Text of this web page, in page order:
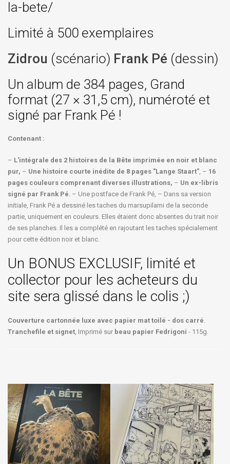
la-bete/
Limité à 500 exemplaires
Zidrou (scénario) Frank Pé (dessin)
Un album de 384 pages, Grand
format (27 × 31,5 cm), numéroté et
signé par Frank Pé !
Contenant :
– L'intégrale des 2 histoires de la Bête imprimée en noir et blanc
pur, – Une histoire courte inédite de 8 pages "Lange Staart", – 16
pages couleurs comprenant diverses illustrations, – Un ex-libris
signé par Frank Pé. – Une postface de Frank Pé, – Dans sa version
initiale, Frank Pé a dessiné les taches du marsupilami de la seconde
partie, uniquement en couleurs. Elles étaient donc absentes du trait noir
de ses planches. Il les a complété en rajoutant les taches spécialement
pour cette édition noir et blanc.
Un BONUS EXCLUSIF, limité et
collector pour les acheteurs du
site sera glissé dans le colis ;)
Couverture cartonnée luxe avec papier mat toilé - dos carré.
Tranchefile et signet, Imprimé sur beau papier Fedrigoni - 115g.